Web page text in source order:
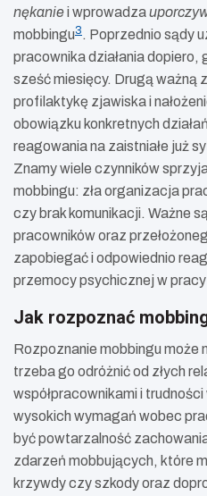
nękaniei wprowadza
mobbingu3 . Poprzednio sądy
pracownika działania dopiero,
sześć miesięcy. Drugą ważną
profilaktykę zjawiska i
obowiązku konkretnych
reagowania na zaistniałe już
Znamy wiele czynników
mobbingu: zła organizacja
czy brak komunikacji. Ważne
pracowników oraz
zapobiegać i odpowiednio
przemocy psychicznej w pracy
Jak rozpoznać
Rozpoznanie mobbingu może
trzeba go odróżnić od złych
współpracownikami i
wysokich wymagań wobec
być powtarzalność
zdarzeń mobbujących, które
krzywdy czy szkody oraz